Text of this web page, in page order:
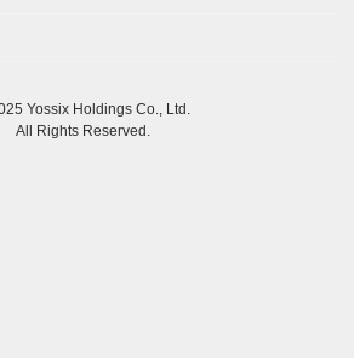
Yossix Holdings Co., Ltd.
All Rights Reserved.